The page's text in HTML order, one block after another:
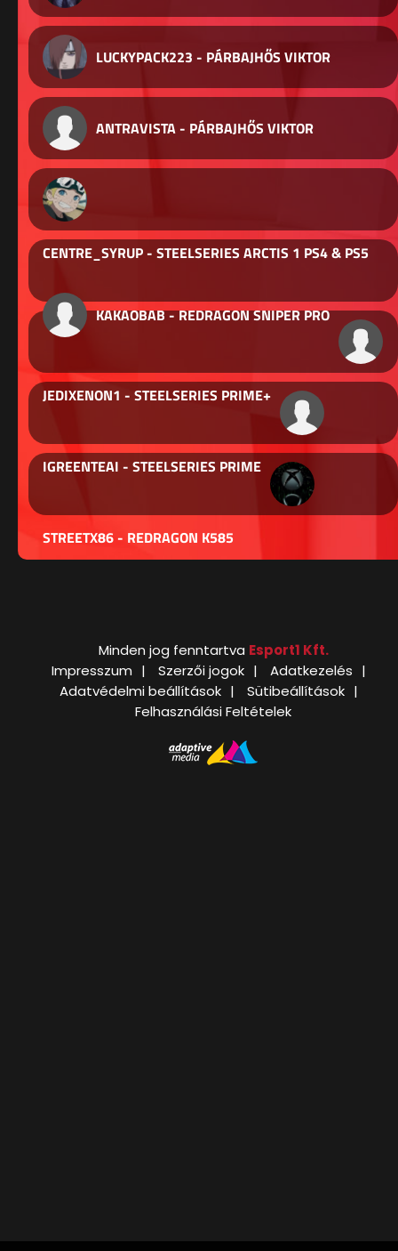
LUCKYPACK223 - PÁRBAJHŐS VIKTOR
ANTRAVISTA - PÁRBAJHŐS VIKTOR
CENTRE_SYRUP - STEELSERIES ARCTIS 1 PS4 & PS5
KAKAOBAB - REDRAGON SNIPER PRO
JEDIXENON1 - STEELSERIES PRIME+
IGREENTEAI - STEELSERIES PRIME
STREETX86 - REDRAGON K585
Minden jog fenntartva Esport1 Kft.
Impresszum
Szerzői jogok
Adatkezelés
Adatvédelmi beállítások
Sütibeállítások
Felhasználási Feltételek